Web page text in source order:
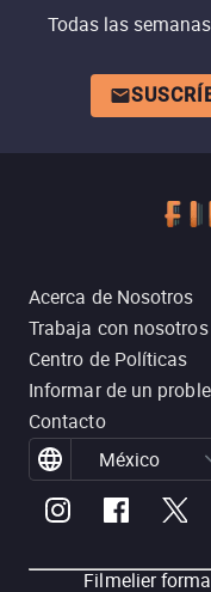
Todas las
Acerca de Nosotros
Trabaja con nosotros
Centro de Políticas
Informar de un
Contacto
México
Filmelier